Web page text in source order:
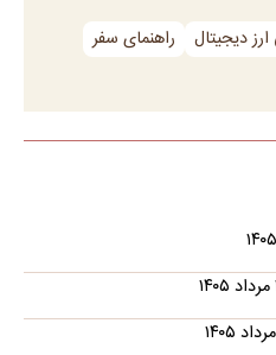
دیجیتال
راهنمای سفر